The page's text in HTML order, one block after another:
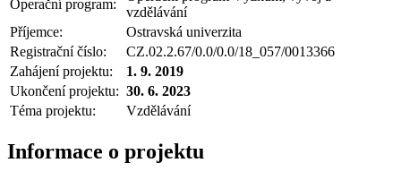
Operační program:
vzdělávání
Příjemce:
Ostravská univerzita
Registrační číslo:
CZ.02.2.67/0.0/0.0/18_057/0013366
Zahájení projektu:
1. 9. 2019
Ukončení projektu: 30. 6. 2023
Téma projektu:
Vzdělávání
Informace o projektu